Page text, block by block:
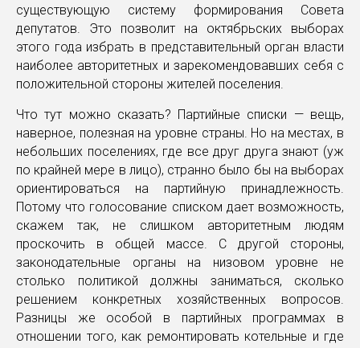
существующую систему формирования Совета
депутатов. Это позволит на октябрьских выборах
этого года избрать в представительный орган власти
наиболее авторитетных и зарекомендовавших себя с
положительной стороны жителей поселения.
Что тут можно сказать? Партийные списки — вещь,
наверное, полезная на уровне страны. Но на местах, в
небольших поселениях, где все друг друга знают (уж
по крайней мере в лицо), странно было бы на выборах
ориентироваться на партийную принадлежность.
Потому что голосование списком дает возможность,
скажем так, не слишком авторитетным людям
проскочить в общей массе. С другой стороны,
законодательные органы на низовом уровне не
столько политикой должны заниматься, сколько
решением конкретных хозяйственных вопросов.
Разницы же особой в партийных программах в
отношении того, как ремонтировать котельные и где